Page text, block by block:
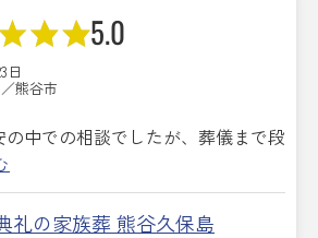
5.0
日
熊谷市
中での相談でしたが、葬儀まで段
礼の家族葬 熊谷久保島